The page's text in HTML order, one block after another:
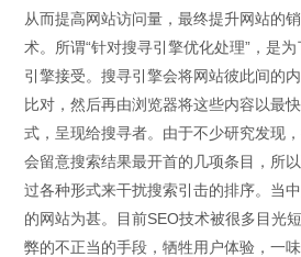
从而提高网站访问量，最终提升网站的
术。所谓“针对搜寻引擎优化处理”，是
引擎接受。搜寻引擎会将网站彼此间的
比对，然后再由浏览器将这些内容以最
式，呈现给搜寻者。由于不少研究发现
会留意搜索结果最开首的几项条目，所
过各种形式来干扰搜索引击的排序。当
的网站为甚。目前SEO技术被很多目光
弊的不正当的手段，牺牲用户体验，一